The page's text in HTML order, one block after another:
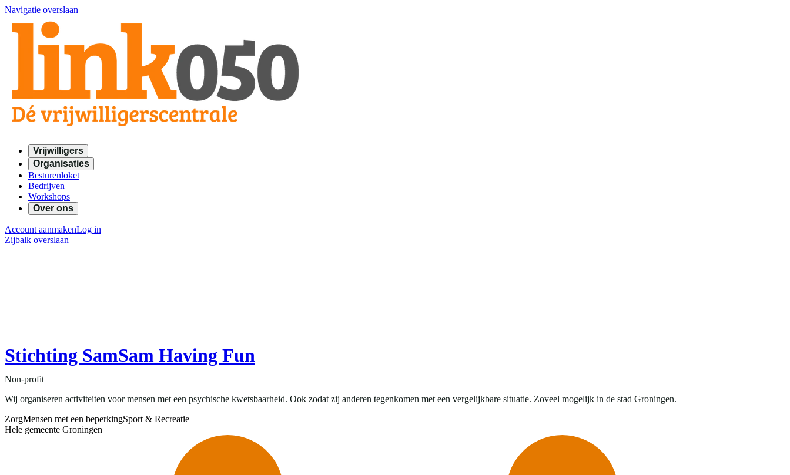
Navigatie overslaan
Vrijwilligers
Organisaties
Besturenloket
Bedrijven
Workshops
Over ons
Account aanmakenLog in
Zijbalk overslaan
Stichting SamSam Having Fun
Non-profit
Wij organiseren activiteiten voor mensen met een psychische kwetsbaarheid. Ook zodat zij anderen tegenkomen met een vergelijkbare situatie. Zoveel mogelijk in de stad Groningen.
ZorgMensen met een beperkingSport & Recreatie
Hele gemeente Groningen